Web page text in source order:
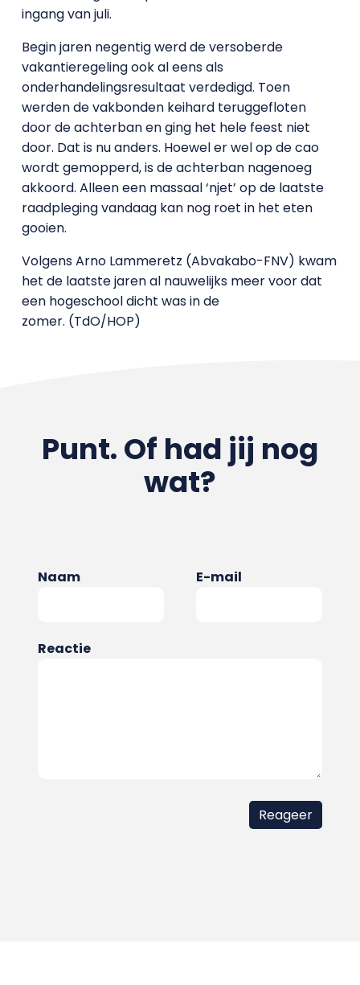
ingang van juli.
Begin jaren negentig werd de versoberde
vakantieregeling ook al eens als
onderhandelingsresultaat verdedigd. Toen
werden de vakbonden keihard teruggefloten
door de achterban en ging het hele feest niet
door. Dat is nu anders. Hoewel er wel op de cao
wordt gemopperd, is de achterban nagenoeg
akkoord. Alleen een massaal ‘njet’ op de laatste
raadpleging vandaag kan nog roet in het eten
gooien.
Volgens Arno Lammeretz (Abvakabo-FNV) kwam
het de laatste jaren al nauwelijks meer voor dat
een hogeschool dicht was in de
zomer. (TdO/HOP)
Punt. Of had jij nog
wat?
Naam E-mail
Reactie